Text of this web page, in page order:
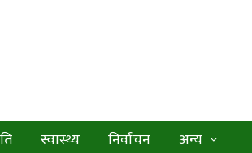
स्वास्थ्य निर्वाचन अन्य